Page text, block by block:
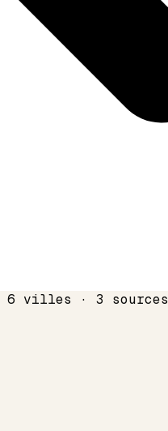
6 villes · 3 sources